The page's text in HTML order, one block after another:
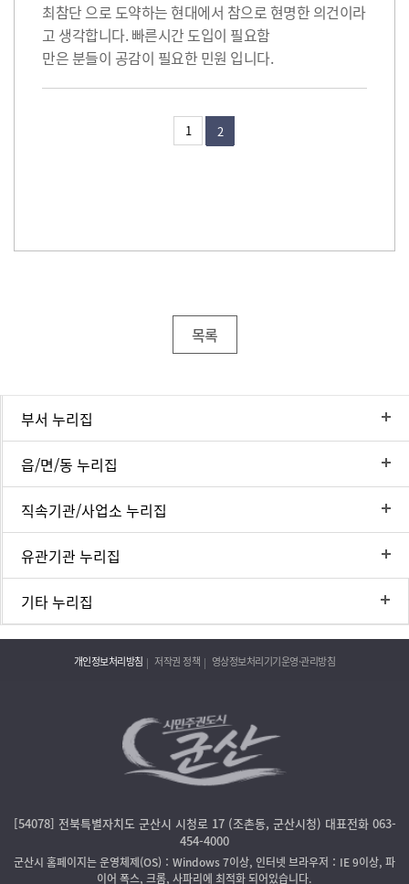
최참단 으로 도약하는 현대에서 참으로 현명한 의건이라
고 생각합니다. 빠른시간 도입이 필요함
만은 분들이 공감이 필요한 민원 입니다.
1 2
목록
부서 누리집
읍/면/동 누리집
직속기관/사업소 누리집
유관기관 누리집
기타 누리집
개인정보처리방침 저작권 정책 영상정보처리기기운영·관리방침
[54078] 전북특별자치도 군산시 시청로 17 (조촌동, 군산시청) 대표전화 063-
454-4000
군산시 홈페이지는 운영체제(OS)：Windows 7이상, 인터넷 브라우저：IE 9이상, 파
이어 폭스, 크롬, 사파리에 최적화 되어있습니다.